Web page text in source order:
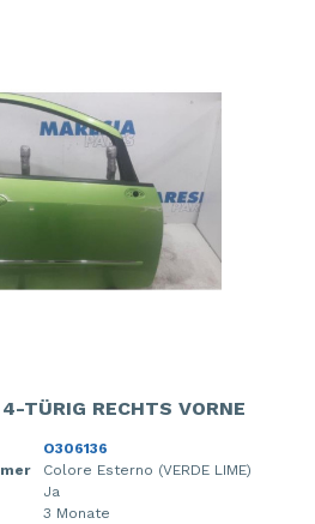
TÜRIG RECHTS VORNE
O306136
Colore Esterno (VERDE LIME)
Ja
3 Monate